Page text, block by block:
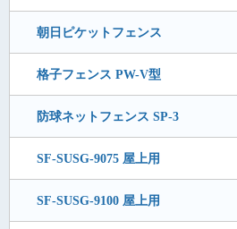
朝日ピケットフェンス
格子フェンス PW-V型
防球ネットフェンス SP-3
SF-SUSG-9075 屋上用
SF-SUSG-9100 屋上用